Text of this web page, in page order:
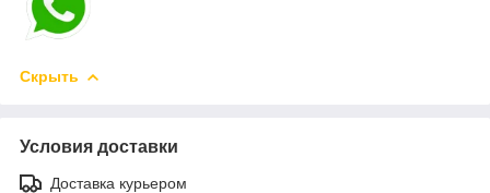
Скрыть
Условия доставки
Доставка курьером